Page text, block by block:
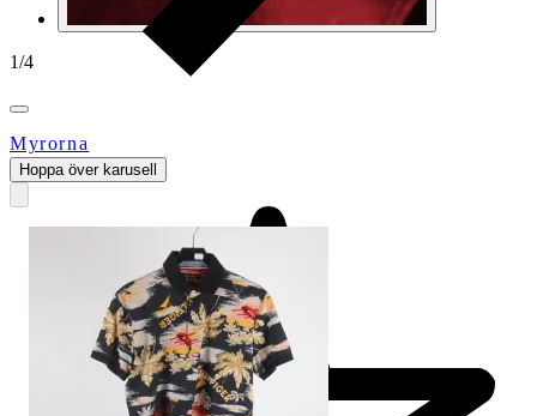
1/4
Myrorna
Hoppa över karusell